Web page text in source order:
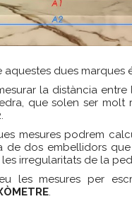
dues marques
la distància entre
que solen ser molt
mesures podrem
dos embellidors que
irregularitats de la
les mesures per
.